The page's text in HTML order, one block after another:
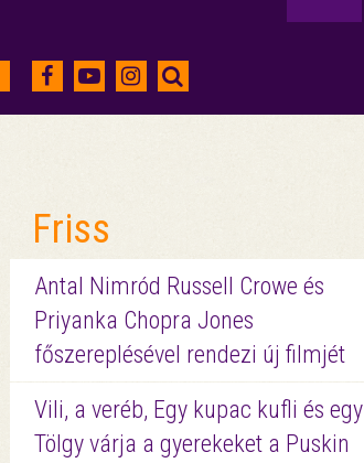
Friss
Antal Nimród Russell Crowe és
Priyanka Chopra Jones
főszereplésével rendezi új filmjét
Vili, a veréb, Egy kupac kufli és egy
Tölgy várja a gyerekeket a Puskin